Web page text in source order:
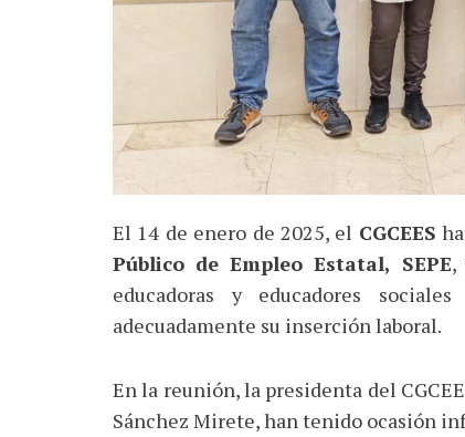
El 14 de enero de 2025, el CGCEES
Público de Empleo Estatal, SEPE,
educadoras y educadores
adecuadamente su inserción laboral.
En la reunión, la presidenta del
Sánchez Mirete, han tenido ocasión